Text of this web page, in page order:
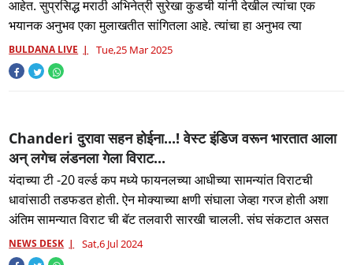
आहेत. सुप्रसिद्ध मराठी अभिनेत्री सुरेखा कुडची यांनी देखील त्यांचा एक
भयानक अनुभव एका मुलाखतीत सांगितला आहे. त्यांचा हा अनुभव त्या
BULDANA LIVE Tue,25 Mar 2025
Chanderi दुरावा सहन होईना...! वेस्ट इंडिज वरून भारतात आला
अन् लगेच लंडनला गेला विराट...
यंदाच्या टी -20 वर्ल्ड कप मध्ये फायनलच्या आधीच्या सामन्यांत विराटची
धावांसाठी तडफडत होती. ऐन मोक्याच्या क्षणी संघाला जेव्हा गरज होती अशा
अंतिम सामन्यात विराट ची बॅट तलवारी सारखी चालली. संघ संकटात असत
NEWS DESK Sat,6 Jul 2024